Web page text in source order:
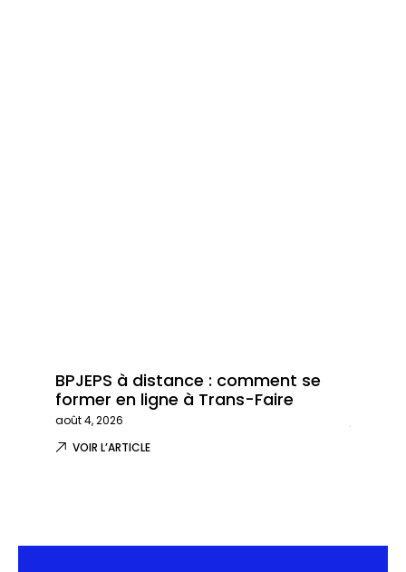
BPJEPS à distance : comment se
former en ligne à Trans-Faire
août 4, 2026
VOIR L’ARTICLE